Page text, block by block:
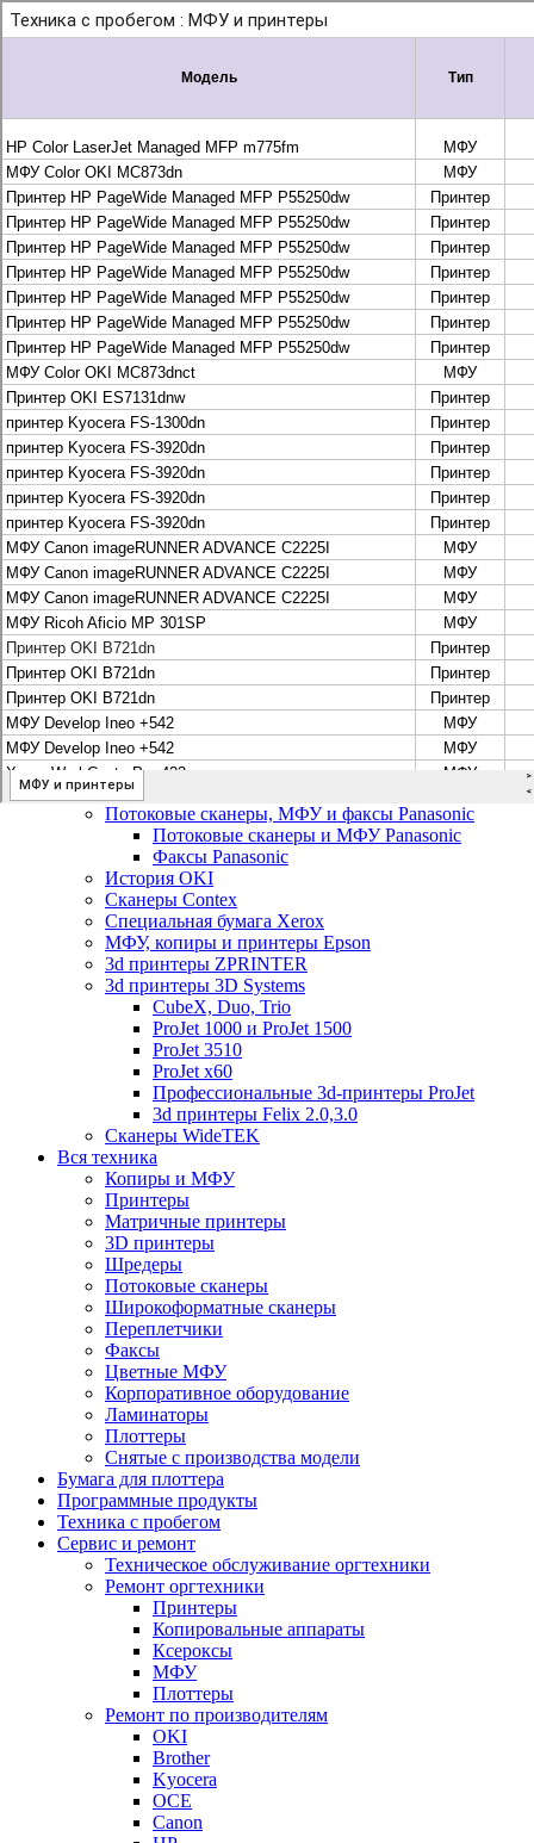
Рассчитать и заказать
Рассчитать и заказать
О компании
История Леком
Производители
Леком
Pantum
UTINET
G&G
ГК “Катюша”
Высокопроизводительные копиры DEVELOP
МФУ, копиры и принтеры KYOCERA
Принтеры и МФУ и факсы Brother
Плоттеры и МФУ Oce
Плоттеры и МФУ Oce
Цифровые системы Oce VarioPrint DP Line
МФУ, сканеры, плоттеры и принтеры Canon
Плоттеры Canon
Принтеры и МФУ Canon
Сканеры Canon
Распродажа картриджей Canon
МФУ, сканеры, плоттеры и принтеры HP
Принтеры и МФУ HP
Плоттеры hp
МФУ, копиры и принтеры OKI
МФУ, копиры и принтеры RICOH
Ремонт и продажа копировальных аппаратов
Infotec
Потоковые сканеры, МФУ и факсы Panasonic
Потоковые сканеры и МФУ Panasonic
Факсы Panasonic
История OKI
Сканеры Contex
Специальная бумага Xerox
МФУ, копиры и принтеры Epson
3d принтеры ZPRINTER
3d принтеры 3D Systems
CubeX, Duo, Trio
ProJet 1000 и ProJet 1500
ProJet 3510
ProJet x60
Профессиональные 3d-принтеры ProJet
3d принтеры Felix 2.0,3.0
Сканеры WideTEK
Вся техника
Копиры и МФУ
Принтеры
Матричные принтеры
3D принтеры
Шредеры
Потоковые сканеры
Широкоформатные сканеры
Переплетчики
Факсы
Цветные МФУ
Корпоративное оборудование
Ламинаторы
Плоттеры
Снятые с производства модели
Бумага для плоттера
Программные продукты
Техника с пробегом
Сервис и ремонт
Техническое обслуживание оргтехники
Ремонт оргтехники
Принтеры
Копировальные аппараты
Ксероксы
МФУ
Плоттеры
Ремонт по производителям
OKI
Brother
Kyocera
OCE
Canon